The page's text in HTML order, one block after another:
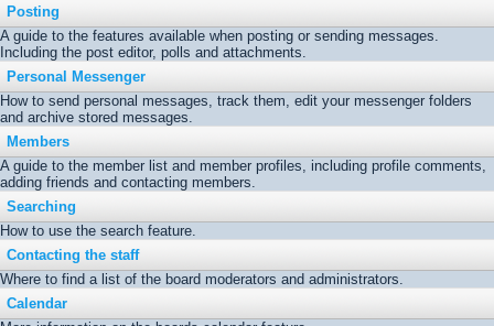
Posting
A guide to the features available when posting or sending messages.
Including the post editor, polls and attachments.
Personal Messenger
How to send personal messages, track them, edit your messenger folders
and archive stored messages.
Members
A guide to the member list and member profiles, including profile comments,
adding friends and contacting members.
Searching
How to use the search feature.
Contacting the staff
Where to find a list of the board moderators and administrators.
Calendar